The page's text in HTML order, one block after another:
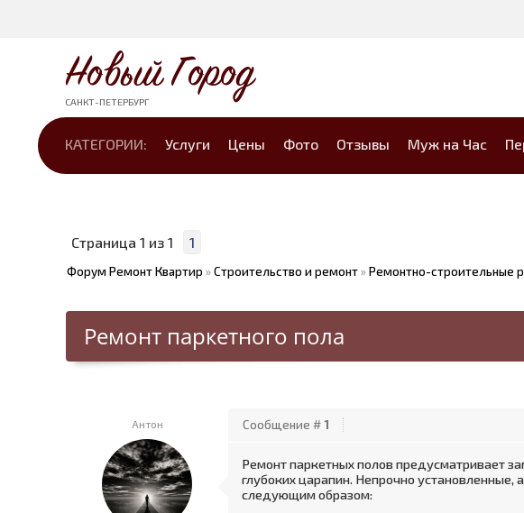
Новый Город
САНКТ-ПЕТЕРБУРГ
КАТЕГОРИИ: Услуги Цены Фото Отзывы Муж на Час
Страница 1 из 1 1
Форум Ремонт Квартир »Строительство и ремонт»Ремонтно-строительные
Ремонт паркетного пола
Антон Сообщение #1
Ремонт паркетных полов предусматривает
глубоких царапин. Непрочно
следующим образом: